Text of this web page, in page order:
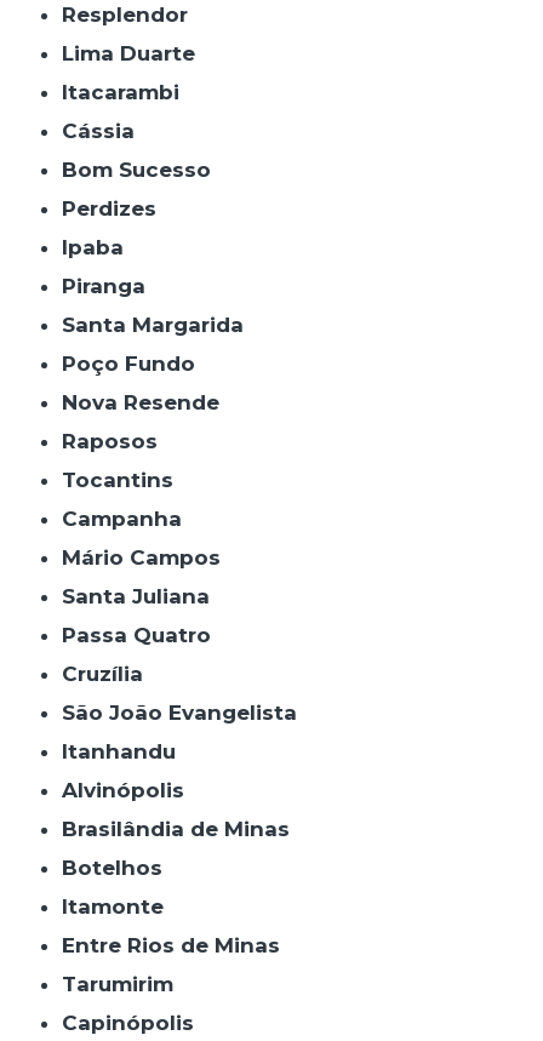
Resplendor
Lima Duarte
Itacarambi
Cássia
Bom Sucesso
Perdizes
Ipaba
Piranga
Santa Margarida
Poço Fundo
Nova Resende
Raposos
Tocantins
Campanha
Mário Campos
Santa Juliana
Passa Quatro
Cruzília
São João Evangelista
Itanhandu
Alvinópolis
Brasilândia de Minas
Botelhos
Itamonte
Entre Rios de Minas
Tarumirim
Capinópolis